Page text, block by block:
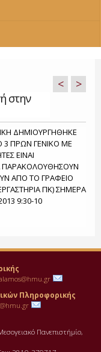
στην
< >
ΔΗΜΙΟΥΡΓΗΘΗΚΕ
3 ΠΡΩΝ ΓΕΝΙΚΟ ΜΕ
ΕΙΝΑΙ
ΠΑΡΑΚΟΛΟΥΘΗΣΟΥΝ
ΑΠΟ ΤΟ ΓΡΑΦΕΙΟ
ΠΚ) ΣΗΜΕΡΑ
9:30-10
Πληροφορικής
Πανεπιστήμίο,